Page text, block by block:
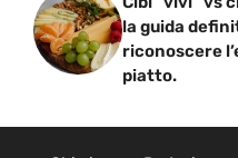
la guida
riconoscere
piatto.